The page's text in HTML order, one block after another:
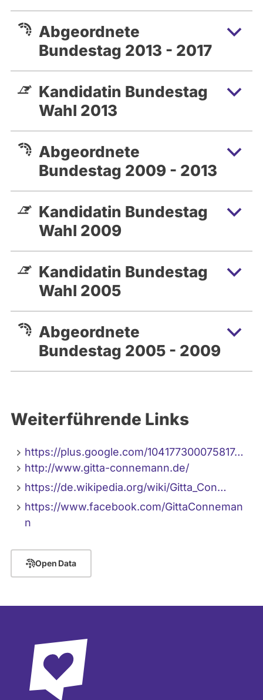
Abgeordnete
Bundestag 2013 - 2017
Kandidatin Bundestag
Wahl 2013
Abgeordnete
Bundestag 2009 - 2013
Kandidatin Bundestag
Wahl 2009
Kandidatin Bundestag
Wahl 2005
Abgeordnete
Bundestag 2005 - 2009
Weiterführende Links
https://plus.google.com/104177300075817…
http://www.gitta-connemann.de/
https://de.wikipedia.org/wiki/Gitta_Con…
https://www.facebook.com/GittaConneman
n
Open Data